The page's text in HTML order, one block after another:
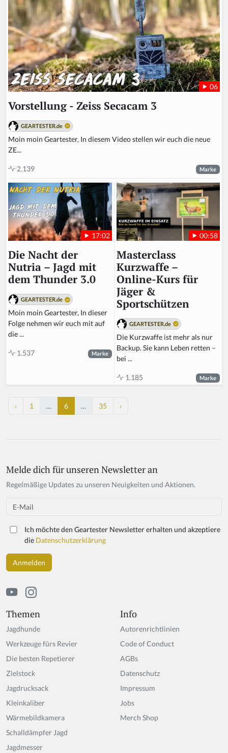
06
Vorstellung - Zeiss Secacam 3
GEARTESTER.de
Moin moin Geartester, In diesem Video stellen wir euch die neue
ZE...
2.139 Marke
17:02
Die Nacht der
Nutria – Jagd mit
dem Thunder 3.0
GEARTESTER.de
Moin moin Geartester, In dieser
Folge nehmen wir euch mit auf
die ...
1.537 Marke
00:58
Masterclass
Kurzwaffe –
Online-Kurs für
Jäger &
Sportschützen
GEARTESTER.de
Die Kurzwaffe ist mehr als nur
Backup. Sie kann Leben retten –
bei ...
1.185 Marke
‹ 1 … 6 … 35 ›
Themen
Jagdhunde
Werkzeuge fürs Revier
Die besten Repetierer
Zielstock
Jagdrucksack
Kleinkaliber
Wärmebildkamera
Schalldämpfer Jagd
Jagdmesser
Info
Autorenrichtlinien
Code of Conduct
AGBs
Datenschutz
Impressum
Jobs
Merch Shop
Melde dich für unseren Newsletter an
Regelmäßige Updates zu unseren Neuigkeiten und Aktionen.
Email
Ich möchte den Geartester Newsletter erhalten und akzeptiere
die Datenschutzerklärung